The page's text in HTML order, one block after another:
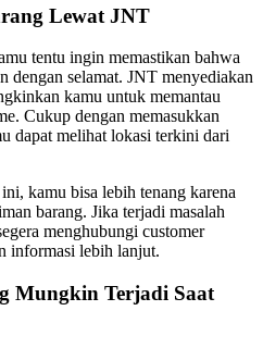
Lewat JNT
tentu ingin memastikan bahwa
dengan selamat. JNT menyediakan
kamu untuk memantau
Cukup dengan memasukkan
dapat melihat lokasi terkini dari
kamu bisa lebih tenang karena
barang. Jika terjadi masalah
menghubungi customer
informasi lebih lanjut.
Mungkin Terjadi Saat